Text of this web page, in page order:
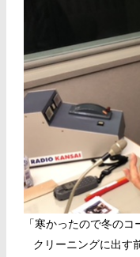
「寒かったので冬の
クリーニングに出す